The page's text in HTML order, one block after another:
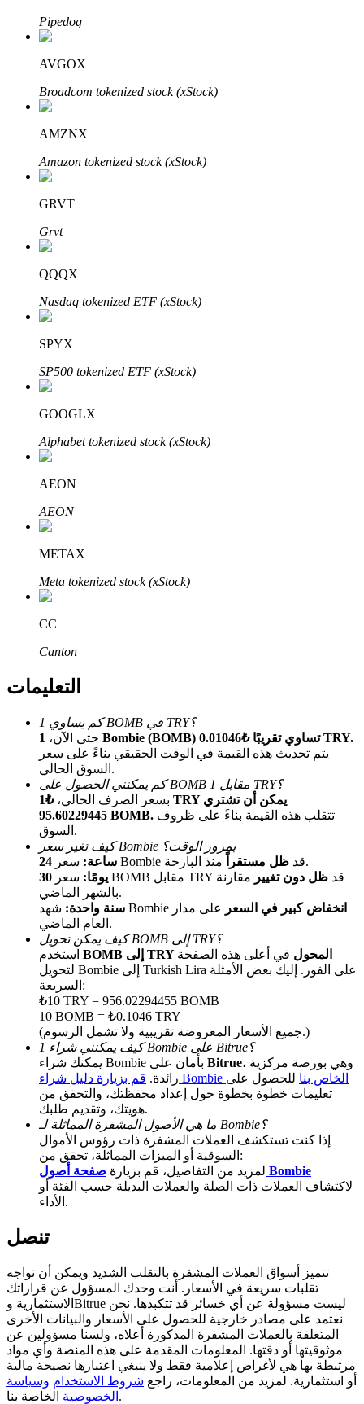
الاستثمار التلقائي
تعلم الستاكينغ
تعرف على كيفية كسب الدخل السلبي
Bitrue
AI
شركاء بيترو
الإحالة
قم بدعوة صديق لتحصل على مكافآت نقدية
BTC Welcome Rewards
BTC Welcome Rewards
Deposit & Trade BTC to Share 25000 USDT prize pool!
Share 500000 CASHCAT prize pool
Exclusive for BitMart Users
Register & Trade to Win 500,000 USDT
Pipedog
AVGOX
Broadcom tokenized stock (xStock)
AMZNX
Amazon tokenized stock (xStock)
GRVT
Grvt
QQQX
Nasdaq tokenized ETF (xStock)
SPYX
SP500 tokenized ETF (xStock)
GOOGLX
Alphabet tokenized stock (xStock)
AEON
AEON
METAX
Meta tokenized stock (xStock)
CC
Canton
التعليمات
كم يساوي 1 BOMB في TRY؟
حتى الآن،
1 Bombie (BOMB) تساوي تقريبًا ₺0.01046 TRY.
يتم تحديث هذه القيمة في الوقت الحقيقي بناءً على سعر
السوق الحالي.
كم يمكنني الحصول على BOMB مقابل 1 TRY؟
بسعر الصرف الحالي،
₺1 TRY يمكن أن تشتري
95.60229445 BOMB.
السوق.
كيف تغير سعر Bombie بمرور الوقت؟
24 ساعة:
سعر Bombie قد ظل مستقراً
منذ البارحة.
30 يومًا:
سعر BOMB مقابل TRY قد ظل دون تغيير مقارنة
بالشهر الماضي.
سنة واحدة: شهد Bombie انخفاض كبير في السعر
على مدار
العام الماضي.
كيف يمكن تحويل BOMB إلى TRY؟
BOMB إلى TRY المحول في أعلى هذه الصفحة
لتحويل Bombie إلى Turkish Lira على الفور. إليك بعض الأمثلة
السريعة:
₺10 TRY = 956.02294455 BOMB
10 BOMB = ₺0.1046 TRY
(جميع الأسعار المعروضة تقريبية ولا تشمل الرسوم.)
كيف يمكنني شراء 1 Bombie على Bitrue؟
Bitrue، وهي بورصة مركزية
رائدة.
قم بزيارة دليل شراء Bombie الخاص بنا للحصول على
تعليمات خطوة بخطوة حول إعداد محفظتك، والتحقق من
هويتك، وتقديم طلبك.
ما هي الأصول المشفرة المماثلة لـ Bombie؟
إذا كنت تستكشف العملات المشفرة ذات رؤوس الأموال
السوقية أو الميزات المماثلة، تحقق من:
لمزيد من التفاصيل، قم بزيارة صفحة أصول Bombie
لاكتشاف العملات ذات الصلة والعملات البديلة حسب الفئة أو
الأداء.
تنصل
تتميز أسواق العملات المشفرة بالتقلب الشديد ويمكن أن تواجه
تقلبات سريعة في الأسعار. أنت وحدك المسؤول عن قراراتك
الاستثمارية وBitrue ليست مسؤولة عن أي خسائر قد تتكبدها. نحن
نعتمد على مصادر خارجية للحصول على الأسعار والبيانات الأخرى
المتعلقة بالعملات المشفرة المذكورة أعلاه، ولسنا مسؤولين عن
موثوقيتها أو دقتها. المعلومات المقدمة على هذه المنصة وأي مواد
مرتبطة بها هي لأغراض إعلامية فقط ولا ينبغي اعتبارها نصيحة مالية
أو استثمارية. لمزيد من المعلومات، راجع شروط الاستخدام وسياسة
الخصوصية الخاصة بنا.